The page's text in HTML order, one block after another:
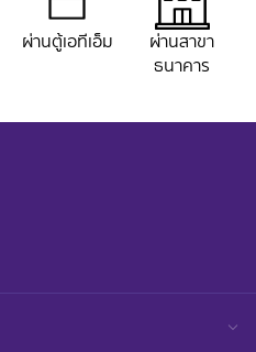
ผ่านตู้เอทีเอ็ม
ผ่านสาขา
ธนาคาร